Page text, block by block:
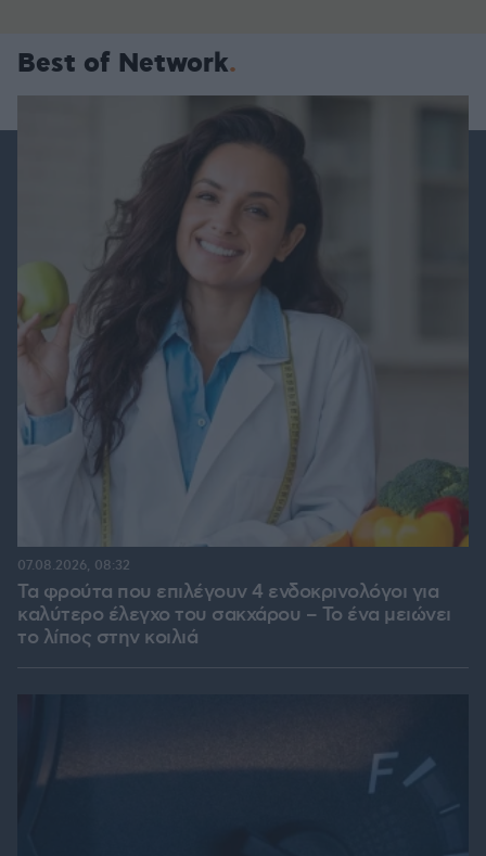
Best of Network
Τα φρούτα που επιλέγουν 4 ενδοκρινολόγοι για
καλύτερο έλεγχο του σακχάρου – Το ένα μειώνει
το λίπος στην κοιλιά
07.08.2026, 08:32